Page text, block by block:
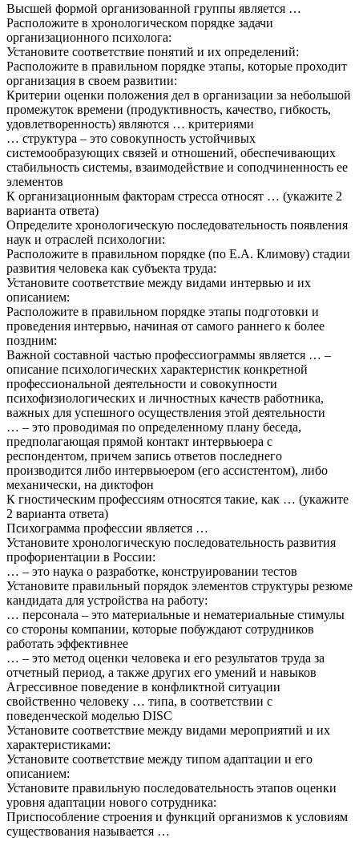
Высшей формой организованной группы является …
Расположите в хронологическом порядке задачи
организационного психолога:
Установите соответствие понятий и их определений:
Расположите в правильном порядке этапы, которые проходит
организация в своем развитии:
Критерии оценки положения дел в организации за небольшой
промежуток времени (продуктивность, качество, гибкость,
удовлетворенность) являются … критериями
… структура – это совокупность устойчивых
системообразующих связей и отношений, обеспечивающих
стабильность системы, взаимодействие и соподчиненность ее
элементов
К организационным факторам стресса относят … (укажите 2
варианта ответа)
Определите хронологическую последовательность появления
наук и отраслей психологии:
Расположите в правильном порядке (по Е.А. Климову) стадии
развития человека как субъекта труда:
Установите соответствие между видами интервью и их
описанием:
Расположите в правильном порядке этапы подготовки и
проведения интервью, начиная от самого раннего к более
поздним:
Важной составной частью профессиограммы является … –
описание психологических характеристик конкретной
профессиональной деятельности и совокупности
психофизиологических и личностных качеств работника,
важных для успешного осуществления этой деятельности
… – это проводимая по определенному плану беседа,
предполагающая прямой контакт интервьюера с
респондентом, причем запись ответов последнего
производится либо интервьюером (его ассистентом), либо
механически, на диктофон
К гностическим профессиям относятся такие, как … (укажите
2 варианта ответа)
Психограмма профессии является …
Установите хронологическую последовательность развития
профориентации в России:
… – это наука о разработке, конструировании тестов
Установите правильный порядок элементов структуры резюме
кандидата для устройства на работу:
… персонала – это материальные и нематериальные стимулы
со стороны компании, которые побуждают сотрудников
работать эффективнее
… – это метод оценки человека и его результатов труда за
отчетный период, а также других его умений и навыков
Агрессивное поведение в конфликтной ситуации
свойственно человеку … типа, в соответствии с
поведенческой моделью DISC
Установите соответствие между видами мероприятий и их
характеристиками:
Установите соответствие между типом адаптации и его
описанием:
Установите правильную последовательность этапов оценки
уровня адаптации нового сотрудника:
Приспособление строения и функций организмов к условиям
существования называется …